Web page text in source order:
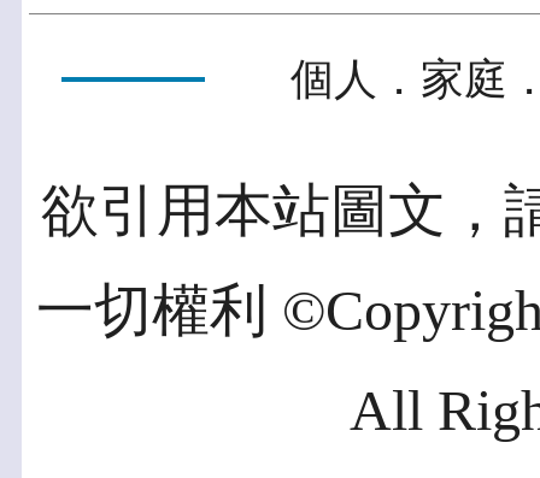
個人．家庭
欲引用本站圖文，
一切權利
All